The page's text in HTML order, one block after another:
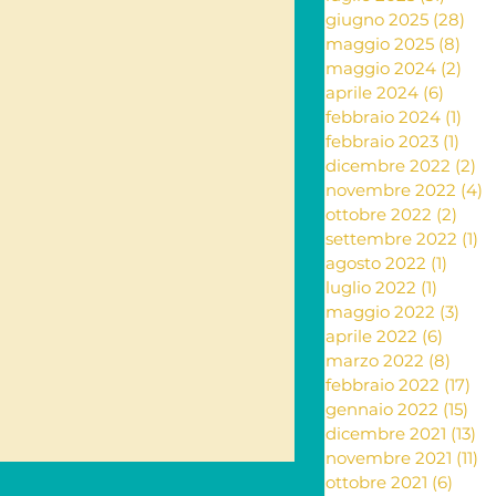
giugno 2025 (28)
maggio 2025 (8)
maggio 2024 (2)
aprile 2024 (6)
febbraio 2024 (1)
febbraio 2023 (1)
dicembre 2022 (2)
novembre 2022 (4)
ottobre 2022 (2)
settembre 2022 (1)
agosto 2022 (1)
luglio 2022 (1)
maggio 2022 (3)
aprile 2022 (6)
marzo 2022 (8)
febbraio 2022 (17)
gennaio 2022 (15)
dicembre 2021 (13)
novembre 2021 (11)
ottobre 2021 (6)